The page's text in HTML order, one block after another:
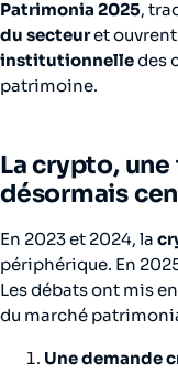
Patrimonia 2025,
du secteuret ouvrent
institutionnelledes
patrimoine.
La crypto,
désormais
En 2023 et 2024, la
périphérique. En
Les débats ont mis
du marché
Une demande